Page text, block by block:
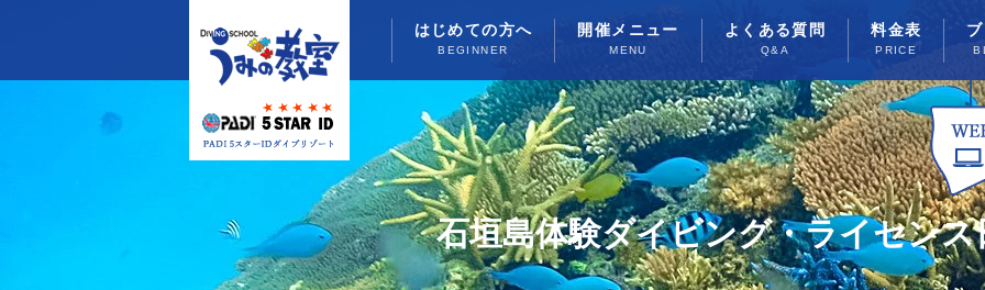
はじめての方へ
BEGINNER
開催メニュー
MENU
よくある質問
Q&A
料金表
PRICE
石垣島体験ダイビング・ライセンス